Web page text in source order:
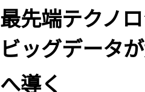
最先端テクノ
ビッグデータ
へ導く